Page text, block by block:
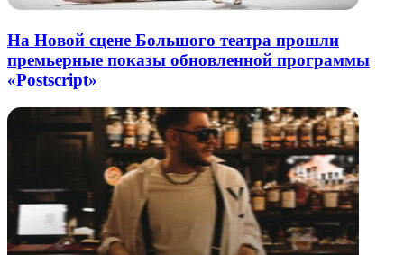
На Новой сцене Большого театра прошли
премьерные показы обновленной программы
«Postscript»